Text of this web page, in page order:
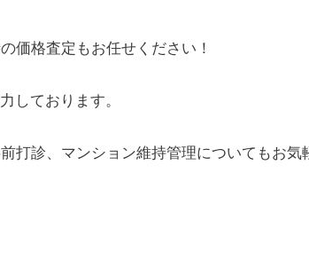
価格査定もお任せください！
しております。
打診、マンション維持管理についてもお気